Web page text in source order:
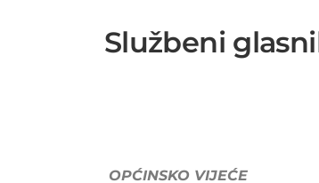
Službeni
OPĆINSKO VIJEĆE